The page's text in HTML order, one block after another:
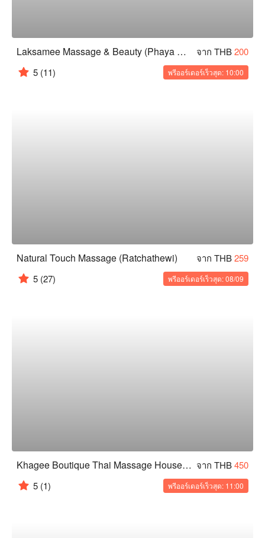
Laksamee Massage & Beauty (Phaya Thai) จาก THB200
5 (11) พรีออร์เดอร์เร็วสุด: 10:00
Natural Touch Massage (Ratchathewi) จาก THB259
5 (27) พรีออร์เดอร์เร็วสุด: 08/09
Khagee Boutique Thai Massage House (Yaowarad) จาก THB450
5 (1) พรีออร์เดอร์เร็วสุด: 11:00